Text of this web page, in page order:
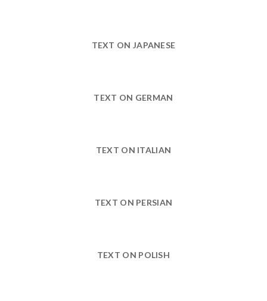
TEXT ON JAPANESE
TEXT ON GERMAN
TEXT ON ITALIAN
TEXT ON PERSIAN
TEXT ON POLISH